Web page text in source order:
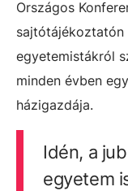
Országos
sajtótájékoztatón
egyetemistákról
minden évben
házigazdája.
Idén, a
egyetem